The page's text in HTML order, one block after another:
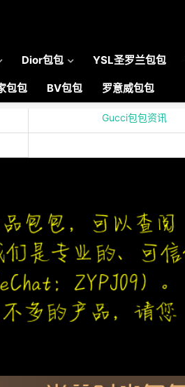
Dior包包 YSL圣罗兰包包
包包 BV包包 罗意威包包
Gucci包包资讯